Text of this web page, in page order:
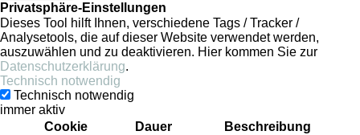
Privatsphäre-Einstellungen
Dieses Tool hilft Ihnen, verschiedene Tags / Tracker /
Analysetools, die auf dieser Website verwendet werden,
auszuwählen und zu deaktivieren. Hier kommen Sie zur
Datenschutzerklärung.
Technisch notwendig
Technisch notwendig
immer aktiv
Cookie
Dauer Beschreibung